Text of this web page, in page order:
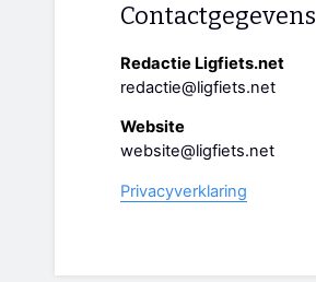
Contactgegevens
Redactie Ligfiets.net
redactie@ligfiets.net
Website
website@ligfiets.net
Privacyverklaring